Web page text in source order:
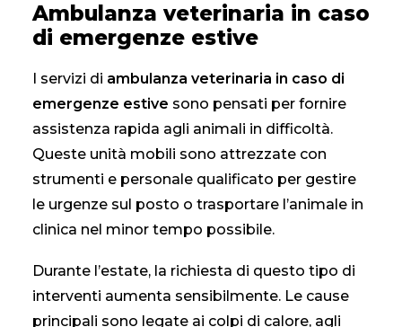
Ambulanza veterinaria in caso
di emergenze estive
I servizi di ambulanza veterinaria in caso di
emergenze estive sono pensati per fornire
assistenza rapida agli animali in difficoltà.
Queste unità mobili sono attrezzate con
strumenti e personale qualificato per gestire
le urgenze sul posto o trasportare l’animale in
clinica nel minor tempo possibile.
Durante l’estate, la richiesta di questo tipo di
interventi aumenta sensibilmente. Le cause
principali sono legate ai colpi di calore, agli